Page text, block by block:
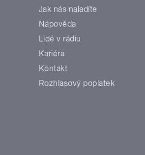
Jak nás naladíte
Nápověda
Lidé v rádiu
Kariéra
Kontakt
Rozhlasový poplatek